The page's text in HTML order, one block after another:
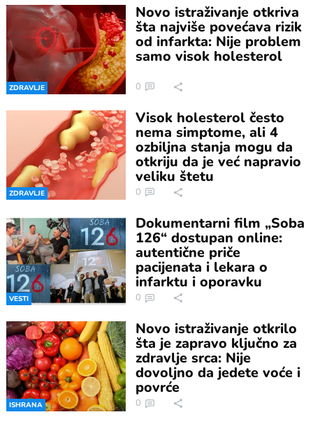
ZDRAVLJE
Novo istraživanje otkriva
šta najviše povećava rizik
od infarkta: Nije problem
samo visok holesterol
0
ZDRAVLJE
Visok holesterol često
nema simptome, ali 4
ozbiljna stanja mogu da
otkriju da je već napravio
veliku štetu
0
VESTI
Dokumentarni film „Soba
126“ dostupan online:
autentične priče
pacijenata i lekara o
infarktu i oporavku
0
ISHRANA
Novo istraživanje otkrilo
šta je zapravo ključno za
zdravlje srca: Nije
dovoljno da jedete voće i
povrće
0